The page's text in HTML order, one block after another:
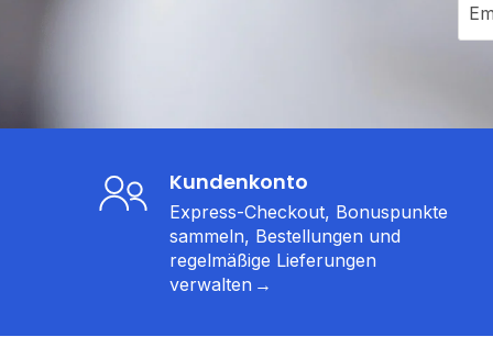
Kundenkonto
Express-Checkout, Bonuspunkte
sammeln, Bestellungen und
regelmäßige Lieferungen
verwalten